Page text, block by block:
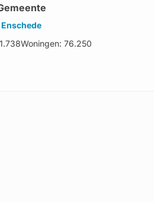
Enschede
Woningen: 76.250